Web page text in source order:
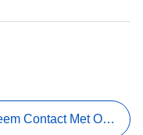
Contact Met Ons Op